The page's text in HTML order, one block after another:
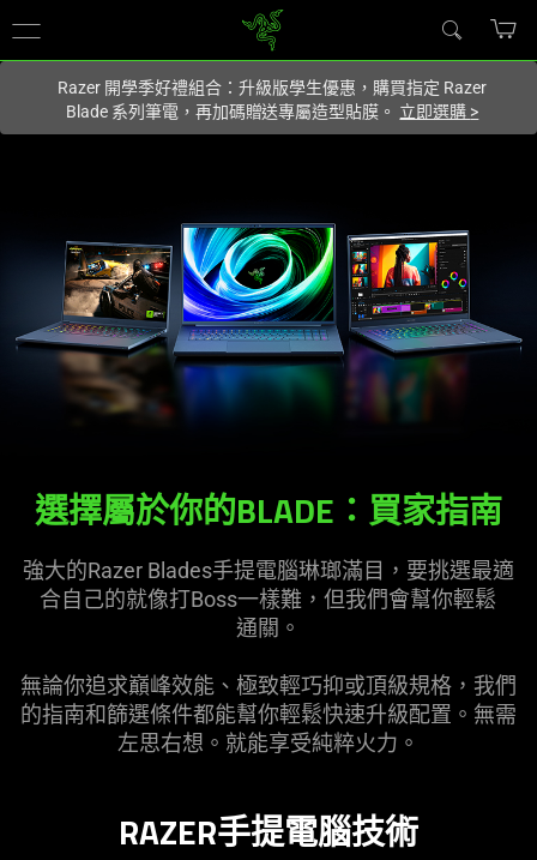
的網站.
Razer 開學季好禮組合：升級版學生優惠，購買指定 Razer
Blade 系列筆電，再加碼贈送專屬造型貼膜。 立即選購 >
選擇屬於你的BLADE：買家指南
強大的Razer Blades手提電腦琳瑯滿目，要挑選最適
合自己的就像打Boss一樣難，但我們會幫你輕鬆
通關 。
無論你追求巔峰效能、極致輕巧抑或頂級規格，我們
的指南和篩選條件都能幫你輕鬆快速升級配置。無需
左思右想。就能享受純粹火力 。
RAZER手提電腦技術